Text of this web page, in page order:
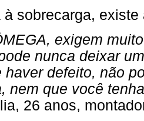
à sobrecarga,
exigem
nunca deixar
haver defeito, não
nem que você
26 anos,